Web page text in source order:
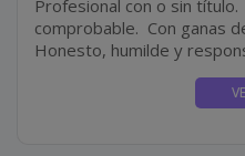
Profesional con o sin título. Con experiencia
comprobable. Con ganas de laburar. Buen compañero.
Honesto, humilde y responsable. Limpio